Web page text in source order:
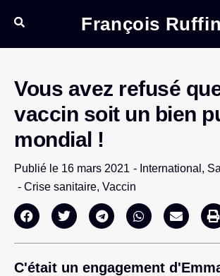
François Ruffin
Vous avez refusé
vaccin soit un bien
mondial !
Publié le 16 mars 2021 - International ,
- Crise sanitaire, Vaccin
C'était un engagement